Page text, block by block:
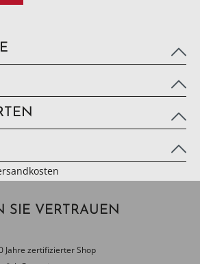
SIE VERTRAUEN
Jahre zertifizierter Shop